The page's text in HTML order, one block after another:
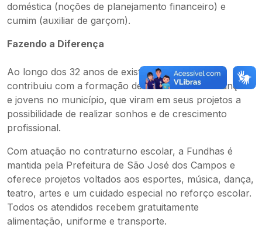
doméstica (noções de planejamento financeiro) e
cumim (auxiliar de garçom).
Fazendo a Diferença
Ao longo dos 32 anos de existência, a Fundhas
contribuiu com a formação de mais de 30 mil crianças
e jovens no município, que viram em seus projetos a
possibilidade de realizar sonhos e de crescimento
profissional.
Com atuação no contraturno escolar, a Fundhas é
mantida pela Prefeitura de São José dos Campos e
oferece projetos voltados aos esportes, música, dança,
teatro, artes e um cuidado especial no reforço escolar.
Todos os atendidos recebem gratuitamente
alimentação, uniforme e transporte.